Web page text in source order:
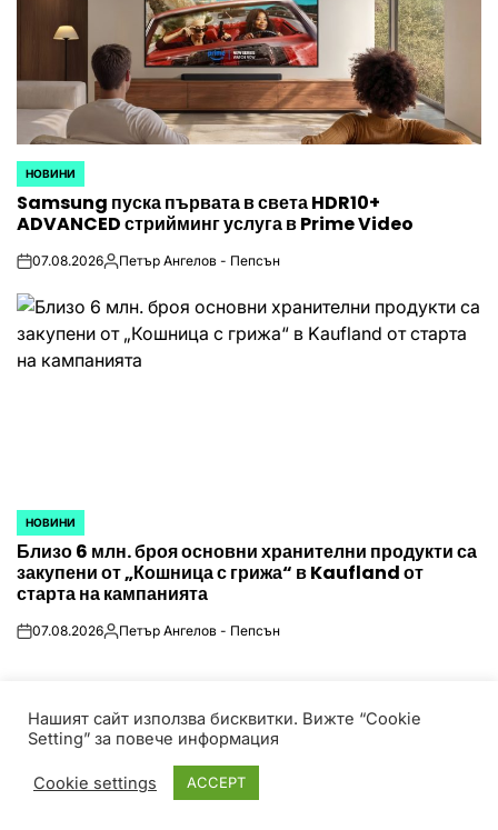
POSTED
IN
НОВИНИ
Samsung пуска първата в света HDR10+
ADVANCED стрийминг услуга в Prime Video
on07.08.2026PostedПетър Ангелов - Пепсън
POSTED
IN
НОВИНИ
Близо 6 млн. броя основни хранителни продукти са
закупени от „Кошница с грижа“ в Kaufland от
старта на кампанията
on07.08.2026PostedПетър Ангелов - Пепсън
© Всички права запазени! HotPressBG е част от P
Media Group Bulgaria Theme TruthNews designed by
WPInterface.
Нашият сайт използва бисквитки. Вижте “Cookie
Setting” за повече информация
Cookie settings ACCEPT